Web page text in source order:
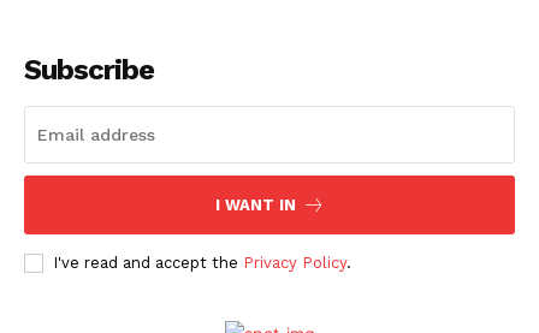
Subscribe
I WANT IN
I've read and accept the Privacy Policy.